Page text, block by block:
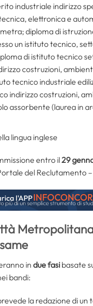
industriale indirizzo
elettronica e
diploma di
un istituto tecnico,
di istituto tecnico
costruzioni,
tecnico industriale
indirizzo costruzioni,
assorbente (laurea in
lingua inglese
entro il29
del Reclutamento
in due fasi basate
bandi:
la redazione di un